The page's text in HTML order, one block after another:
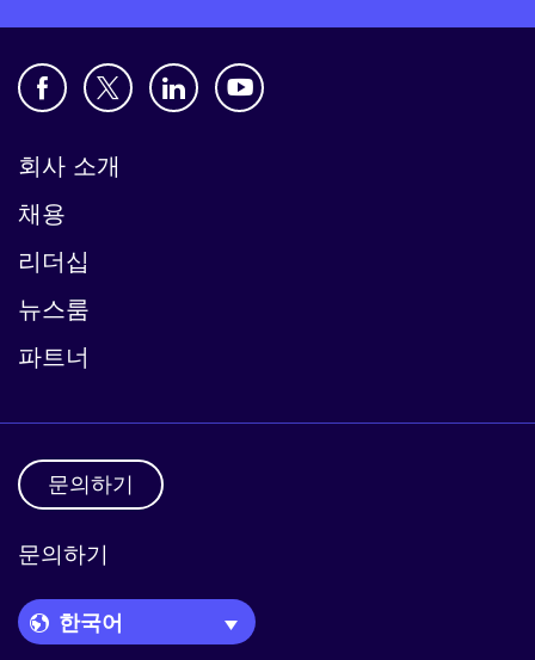
회사 소개
채용
리더십
뉴스룸
파트너
문의하기
문의하기
Language Picker